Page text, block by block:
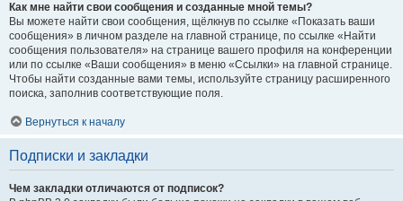
Как мне найти свои сообщения и созданные мной темы?
Вы можете найти свои сообщения, щёлкнув по ссылке «Показать ваши
сообщения» в личном разделе на главной странице, по ссылке «Найти
сообщения пользователя» на странице вашего профиля на конференции
или по ссылке «Ваши сообщения» в меню «Ссылки» на главной странице.
Чтобы найти созданные вами темы, используйте страницу расширенного
поиска, заполнив соответствующие поля.
Вернуться к началу
Подписки и закладки
Чем закладки отличаются от подписок?